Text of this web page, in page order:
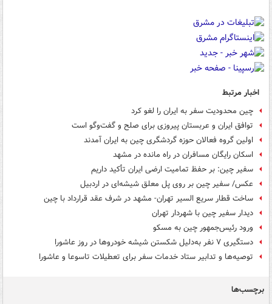
اخبار مرتبط
چین محدودیت سفر به ایران را لغو کرد
توافق ایران و عربستان پیروزی برای صلح و گفت‌وگو است
اولین گروه فعالان حوزه گردشگری چین به ایران آمدند
اسکان رایگان مسافران در راه مانده در مشهد
سفیر چین: بر حفظ تمامیت ارضی ایران تأکید داریم
عکس/ سفیر چین بر روی پل معلق شیشه‌ای در اردبیل
ساخت قطار سریع السیر تهران- مشهد در شرف عقد قرارداد با چین
دیدار سفیر چین با شهردار تهران
ورود رئیس‌جمهور چین به مسکو
دستگیری ۷ نفر به‌دلیل شکستن شیشه خودروها در روز عاشورا
توصیه‌ها و تدابیر ستاد خدمات سفر برای تعطیلات تاسوعا و عاشورا
برچسب‌ها